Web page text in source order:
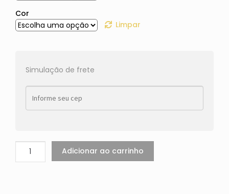
Cor
Limpar
Simulação de frete
Adicionar ao carrinho